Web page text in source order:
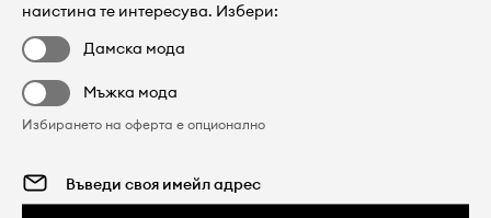
наистина те интересува. Избери:
Дамска мода
Мъжка мода
Избирането на оферта е опционално